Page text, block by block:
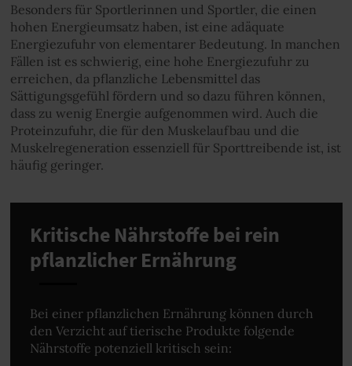
Besonders für Sportlerinnen und Sportler, die einen
hohen Energieumsatz haben, ist eine adäquate
Energiezufuhr von elementarer Bedeutung. In manchen
Fällen ist es schwierig, eine hohe Energiezufuhr zu
erreichen, da pflanzliche Lebensmittel das
Sättigungsgefühl fördern und so dazu führen können,
dass zu wenig Energie aufgenommen wird. Auch die
Proteinzufuhr, die für den Muskelaufbau und die
Muskelregeneration essenziell für Sporttreibende ist, ist
häufig geringer.
Kritische Nährstoffe bei rein
pflanzlicher Ernährung
Bei einer pflanzlichen Ernährung können durch
den Verzicht auf tierische Produkte folgende
Nährstoffe potenziell kritisch sein: